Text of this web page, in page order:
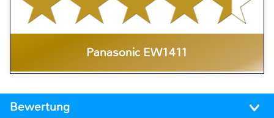
Panasonic EW1411
Bewertung